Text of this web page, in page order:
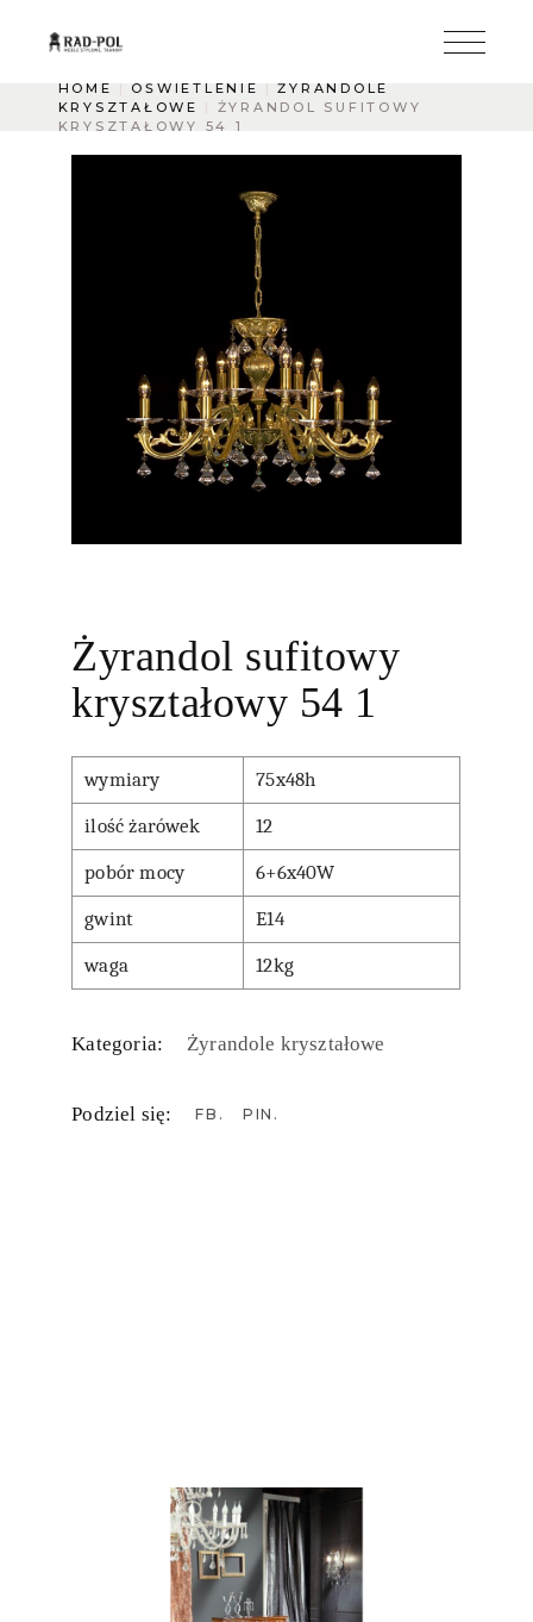
HOME OŚWIETLENIE
ŻYRANDOLE
KRYSZTAŁOWE
ŻYRANDOL SUFITOWY
KRYSZTAŁOWY 54 1
Żyrandol sufitowy
kryształowy 54 1
wymiary 75x48h
ilość żarówek 12
pobór mocy 6+6x40W
gwint E14
waga 12kg
Kategoria: Żyrandole kryształowe
Podziel się: FB PIN